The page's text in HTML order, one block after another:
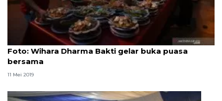
Foto: Wihara Dharma Bakti gelar buka puasa
bersama
11 Mei 2019